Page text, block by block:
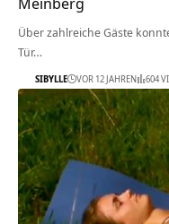
Über zahlreiche Gäste
Tür…
SIBYLLE VOR 12 JAHREN 604